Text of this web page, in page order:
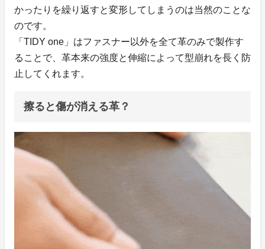
かったりを繰り返すと変形してしまうのは当然のことな
のです。
「TIDY one」はファスナー以外を全て革のみで製作す
ることで、革本来の強度と伸縮によって型崩れを長く防
止してくれます。
擦ると傷が消える革？